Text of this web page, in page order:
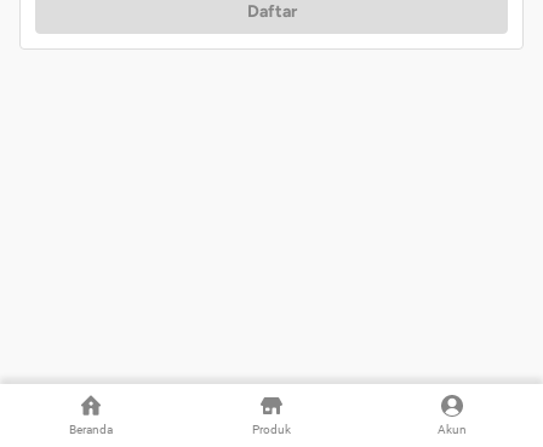
Beranda Produk Akun
Daftar